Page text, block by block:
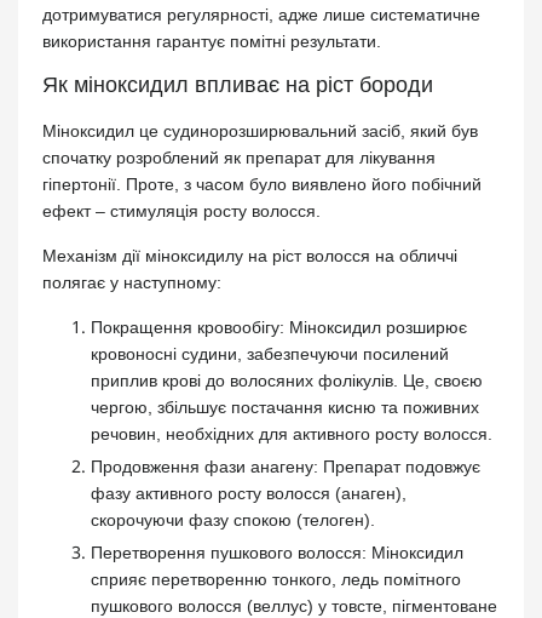
дотримуватися регулярності, адже лише систематичне
використання гарантує помітні результати.
Як міноксидил впливає на ріст бороди
Міноксидил це судинорозширювальний засіб, який був
спочатку розроблений як препарат для лікування
гіпертонії. Проте, з часом було виявлено його побічний
ефект – стимуляція росту волосся.
Механізм дії міноксидилу на ріст волосся на обличчі
полягає у наступному:
Покращення кровообігу: Міноксидил розширює
кровоносні судини, забезпечуючи посилений
приплив крові до волосяних фолікулів. Це, своєю
чергою, збільшує постачання кисню та поживних
речовин, необхідних для активного росту волосся.
Продовження фази анагену: Препарат подовжує
фазу активного росту волосся (анаген),
скорочуючи фазу спокою (телоген).
Перетворення пушкового волосся: Міноксидил
сприяє перетворенню тонкого, ледь помітного
пушкового волосся (веллус) у товсте, пігментоване